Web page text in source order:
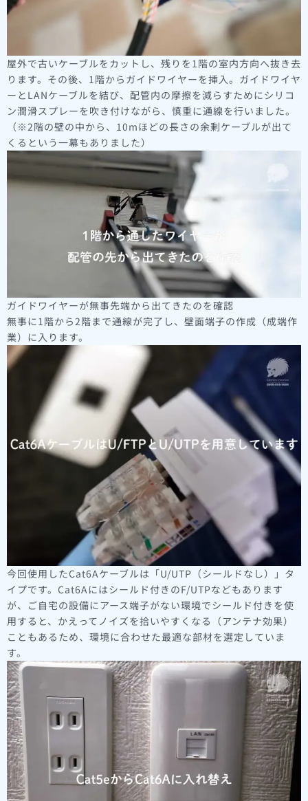
屋外で古いケーブルをカットし、残りを1階の室内方向へ抜き去
ります。その後、1階からガイドワイヤーを挿入。ガイドワイヤ
ーとLANケーブルを結び、配管内の摩擦を減らすためにシリコ
ン潤滑スプレーを吹き付けながら、慎重に通線を行いました。
（※2階の壁の中から、10mほどの長さの余剰ケーブルが出て
くるという一幕もありました）
ガイドワイヤーが無事先端から出てきたのを確認
無事に1階から2階まで通線が完了し、壁面端子の作成（成端作
業）に入ります。
今回使用したCat6Aケーブルは「U/UTP（シールドなし）」タ
イプです。Cat6Aにはシールド付きのF/UTPなどもあります
が、ご自宅の設備にアース端子がない環境でシールド付きを使
用すると、かえってノイズを拾いやすくなる（アンテナ効果）
こともあるため、環境に合わせた最適な部材を選定していま
す。